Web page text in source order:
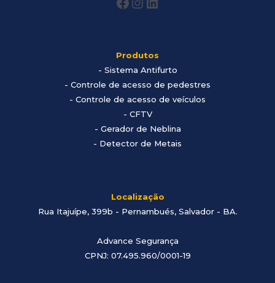
Produtos
- Sistema Antifurto
- Controle de acesso de pedestres
- Controle de acesso de veículos
- CFTV
- Gerador de Neblina
- Detector de Metais
Localização
Rua Itajuípe, 399b - Pernambués, Salvador - BA.
Advance Segurança
CPNJ: 07.495.960/0001-19